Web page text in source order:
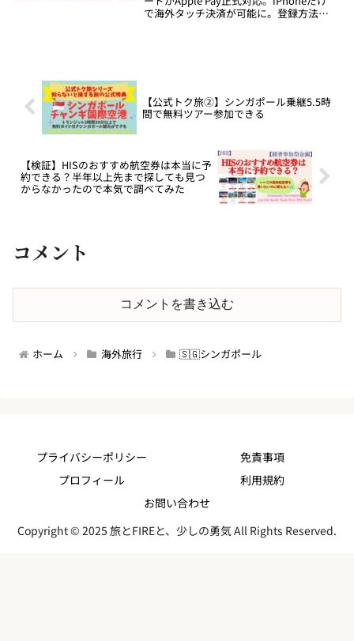
で海外タッチ決済が可能に。登録方法・
【公式トク旅②】シンガポール乗継5.5時
間で無料ツアー参加できる
【検証】HISのおすすめ航空券は本当に予
約できる？半年以上先まで探しても見つ
からなかったので本気で調べてみた
コメント
コメントを書き込む
ホーム 海外旅行 🇸🇬シンガポール
プライバシーポリシー
免責事項
プロフィール
利用規約
お問い合わせ
Copyright © 2025 旅とFIREと、少しの勇気 All Rights Reserved.